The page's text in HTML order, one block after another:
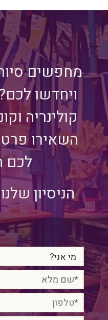
מחפשים
ויחדשו
קולינריה
השאירו
לכם
הניסיון